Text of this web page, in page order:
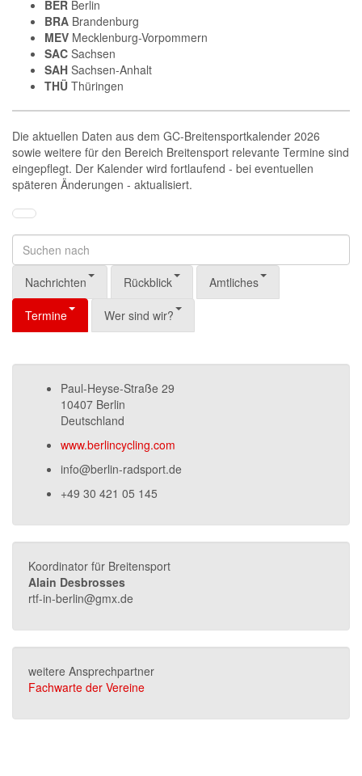
BER Berlin
BRA Brandenburg
MEV Mecklenburg-Vorpommern
SAC Sachsen
SAH Sachsen-Anhalt
THÜ Thüringen
Die aktuellen Daten aus dem GC-Breitensportkalender 2026
sowie weitere für den Bereich Breitensport relevante Termine sind
eingepflegt. Der Kalender wird fortlaufend - bei eventuellen
späteren Änderungen - aktualisiert.
Nachrichten Rückblick Amtliches
Termine Wer sind wir?
Paul-Heyse-Straße 29
10407 Berlin
Deutschland
www.berlincycling.com
info@berlin-radsport.de
+49 30 421 05 145
Koordinator für Breitensport
Alain Desbrosses
rtf-in-berlin@gmx.de
weitere Ansprechpartner
Fachwarte der Vereine